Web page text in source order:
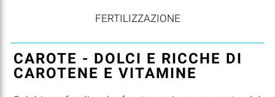
FERTILIZZAZIONE
CAROTE - DOLCI E RICCHE DI
CAROTENE E VITAMINE